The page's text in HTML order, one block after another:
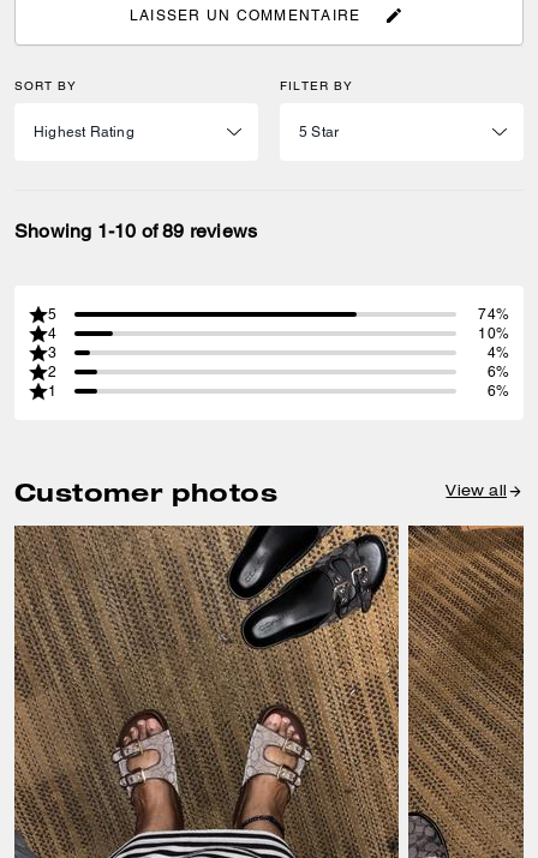
LAISSER UN COMMENTAIRE
SORT BY FILTER BY
Showing 1-10 of 89 reviews
5
74%
4
10%
3
4%
2
6%
1
6%
Customer photos View all